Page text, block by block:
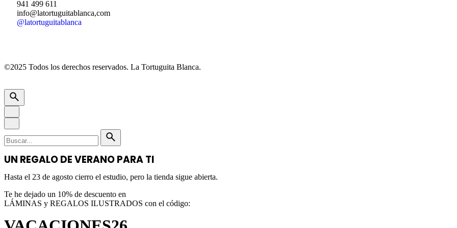
941 499 611
info@latortuguitablanca,com
@latortuguitablanca
©2025 Todos los derechos reservados. La Tortuguita Blanca.
UN REGALO DE VERANO PARA TI
Hasta el 23 de agosto cierro el estudio, pero la tienda sigue abierta.
Te he dejado un 10% de descuento en
LÁMINAS y REGALOS ILUSTRADOS con el código: